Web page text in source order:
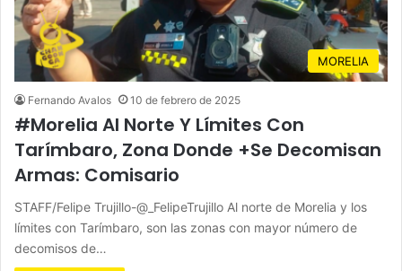
MORELIA
Fernando Avalos 10 de febrero de 2025
#Morelia Al Norte Y Límites Con
Tarímbaro, Zona Donde +Se Decomisan
Armas: Comisario
STAFF/Felipe Trujillo-@_FelipeTrujillo Al norte de Morelia y los
límites con Tarímbaro, son las zonas con mayor número de
decomisos de…